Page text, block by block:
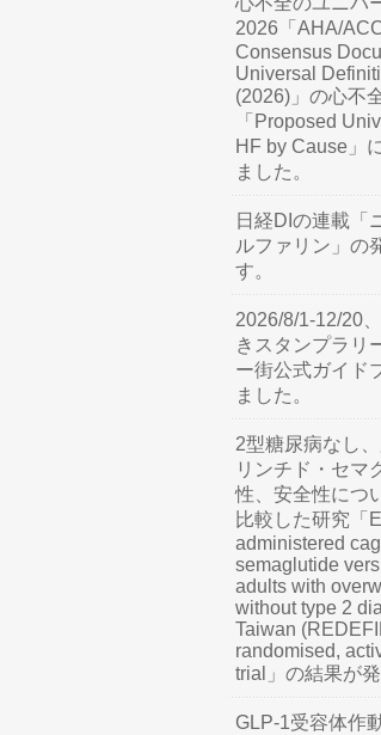
2026「AHA/
Consensus
Universal
(2026)」の心不
「Proposed
HF by Cause」
ました。
日経DIの連載「
ルファリン」の
す。
2026/8/1-12/20
きスタンプラリ
ー街公式ガイド
ました。
2型糖尿病なし
リンチド・セマ
性、安全性につ
比較した研究「
administered
semaglutide
adults with
without type 2
Taiwan
randomised,
trial」の結果が
GLP-1受容体作